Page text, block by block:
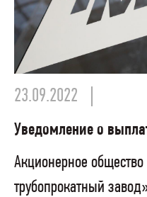
23.09.2022
Уведомление о
Акционерное
трубопрокатный